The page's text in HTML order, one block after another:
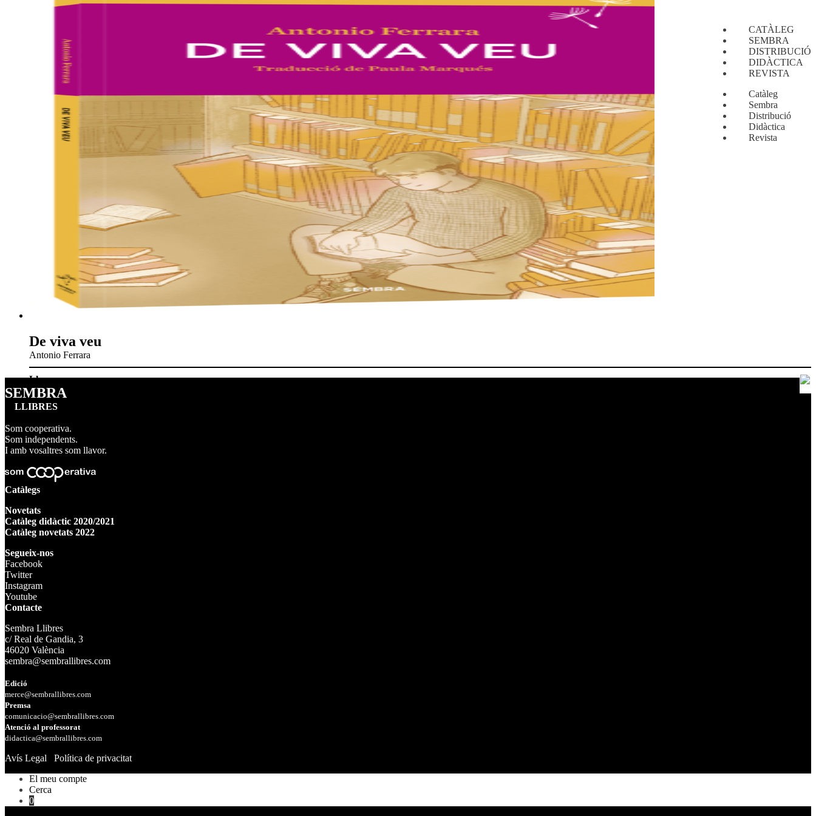
CATÀLEG
SEMBRA
DISTRIBUCIÓ
DIDÀCTICA
REVISTA
Catàleg
Sembra
Distribució
Didàctica
Revista
De viva veu
Antonio Ferrara
Llavors
SEMBRA
LLIBRES
Som cooperativa.
Som independents.
I amb vosaltres som llavor.
Catàlegs
Novetats
Catàleg didàctic 2020/2021
Catàleg novetats 2022
Segueix-nos
Facebook
Twitter
Instagram
Youtube
Contacte
Sembra Llibres
c/ Real de Gandia, 3
46020 València
sembra@sembrallibres.com
Edició
merce@sembrallibres.com
Premsa
comunicacio@sembrallibres.com
Atenció al professorat
didactica@sembrallibres.com
Avís Legal
Política de privacitat
El meu compte
Cerca
0